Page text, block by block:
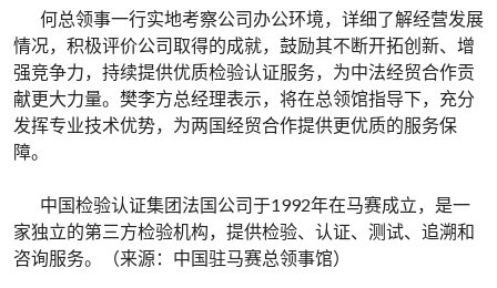
何总领事一行实地考察公司办公环境，详细了解经营发展
情况，积极评价公司取得的成就，鼓励其不断开拓创新、增
强竞争力，持续提供优质检验认证服务，为中法经贸合作贡
献更大力量。樊李方总经理表示，将在总领馆指导下，充分
发挥专业技术优势，为两国经贸合作提供更优质的服务保
障。
中国检验认证集团法国公司于1992年在马赛成立，是一
家独立的第三方检验机构，提供检验、认证、测试、追溯和
咨询服务。（来源：中国驻马赛总领事馆）